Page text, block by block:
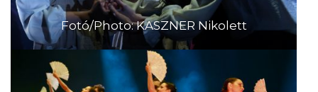
Fotó/Photo: KASZNER Nikolett